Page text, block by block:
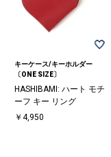
キーケース/キーホルダー
〔ONE SIZE〕
HASHIBAMI: ハート モチ
ーフ キー リング
￥4,950